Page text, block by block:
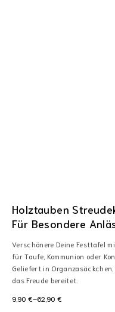
Holztauben
Für Besondere
Verschönere Deine Festtafel
für Taufe, Kommunion oder
Geliefert in
das Freude bereitet.
9,90 €–62,90 €